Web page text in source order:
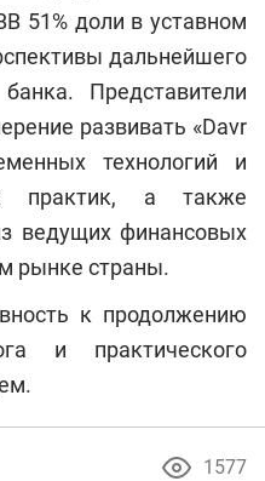
51% доли в уставном
дальнейшего
Представители
развивать «Davr
технологий и
практик, а также
ведущих финансовых
рынке страны.
к продолжению
и практического
1577